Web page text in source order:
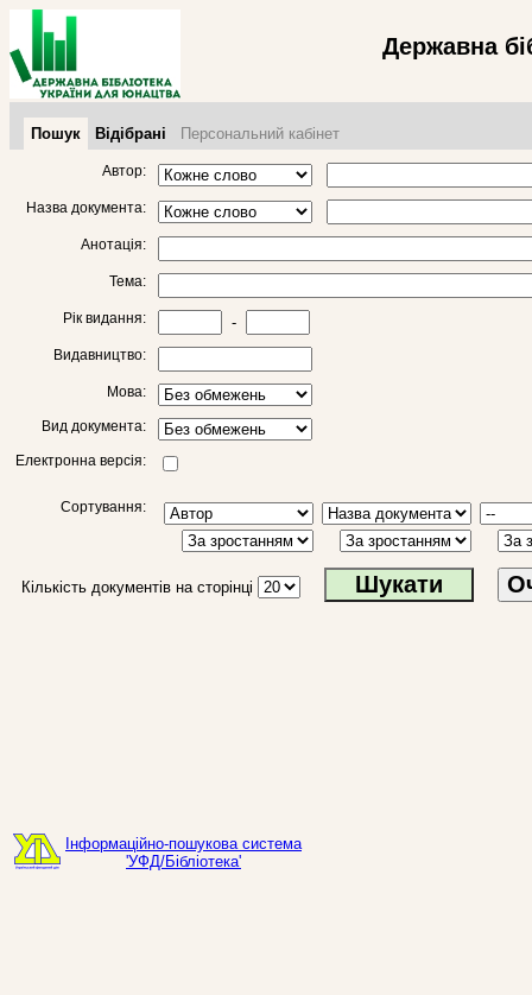
Державна
Пошук Відібрані Персональний кабінет
Автор:
Назва документа:
Анотація:
Тема:
Рік видання: -
Видавництво:
Мова:
Вид документа:
Електронна версія:
Сортування:
Кількість документів на сторінці
Інформаційно-пошукова система
'УФД/Бібліотека'